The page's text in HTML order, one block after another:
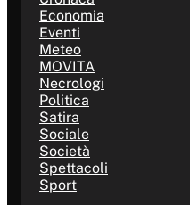
Economia
Eventi
Meteo
MOVITA
Necrologi
Politica
Satira
Sociale
Società
Spettacoli
Sport